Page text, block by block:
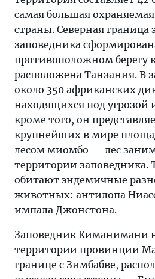
самая большая
страны. Северная граница
заповедника
противоположном берегу
расположена Танзания. В
около 350 африканских
находящихся под угрозой
кроме того, он
крупнейших в мире
лесом миомбо — лес
территории заповедника.
обитают эндемичные
животных: антилопа
импала Джонстона.
Заповедник Киманимани
территории провинции
границе с Зимбабве,